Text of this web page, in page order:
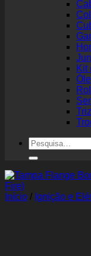
Kit
Pesquisar
por:
Início / Ignição e